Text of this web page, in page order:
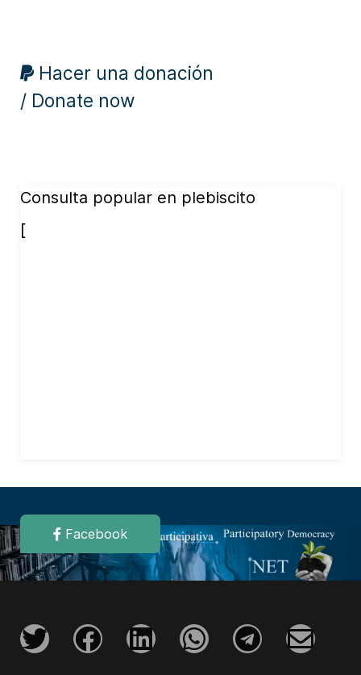
Hacer una donación
/ Donate now
Consulta popular en plebiscito
[
Facebook